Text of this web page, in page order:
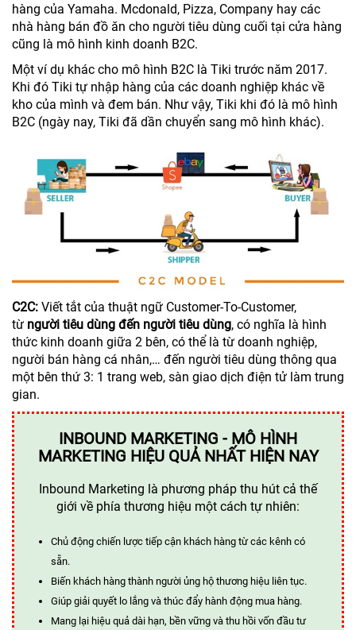
hàng của Yamaha. Mcdonald, Pizza, Company hay các
nhà hàng bán đồ ăn cho người tiêu dùng cuối tại cửa hàng
cũng là mô hình kinh doanh B2C.
Một ví dụ khác cho mô hình B2C là Tiki trước năm 2017.
Khi đó Tiki tự nhập hàng của các doanh nghiệp khác về
kho của mình và đem bán. Như vậy, Tiki khi đó là mô hình
B2C (ngày nay, Tiki đã dần chuyển sang mô hình khác).
C2C: Viết tắt của thuật ngữ Customer-To-Customer,
từ người tiêu dùng đến người tiêu dùng, có nghĩa là hình
thức kinh doanh giữa 2 bên, có thể là từ doanh nghiệp,
người bán hàng cá nhân,… đến người tiêu dùng thông qua
một bên thứ 3: 1 trang web, sàn giao dịch điện tử làm trung
gian.
INBOUND MARKETING - MÔ HÌNH
MARKETING HIỆU QUẢ NHẤT HIỆN NAY
Inbound Marketing là phương pháp thu hút cả thế
giới về phía thương hiệu một cách tự nhiên:
Chủ động chiến lược tiếp cận khách hàng từ các kênh có
sẵn.
Biến khách hàng thành người ủng hộ thương hiệu liên tục.
Giúp giải quyết lo lắng và thúc đẩy hành động mua hàng.
Mang lại hiệu quả dài hạn, bền vững và thu hồi vốn đầu tư